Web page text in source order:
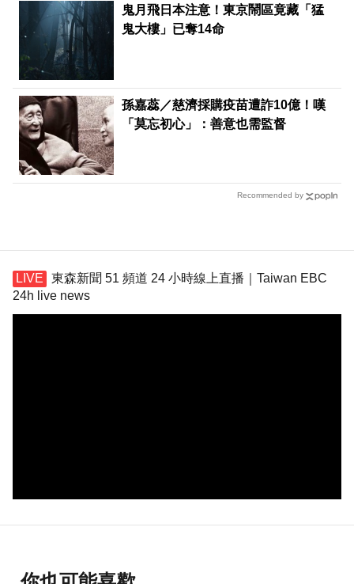
鬼月飛日本注意！東京鬧區竟藏「猛
鬼大樓」已奪14命
孫嘉蕊／慈濟採購疫苗遭詐10億！嘆
「莫忘初心」：善意也需監督
Recommended by
東森新聞 51 頻道 24 小時線上直播｜Taiwan EBC
24h live news